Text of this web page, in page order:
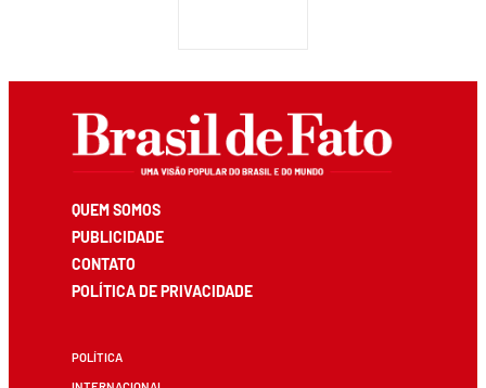
QUEM SOMOS
PUBLICIDADE
CONTATO
POLÍTICA DE PRIVACIDADE
POLÍTICA